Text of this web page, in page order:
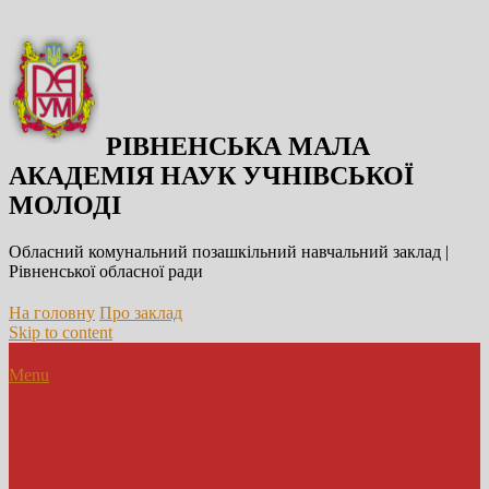
РІВНЕНСЬКА МАЛА
АКАДЕМІЯ НАУК УЧНІВСЬКОЇ
МОЛОДІ
Обласний комунальний позашкільний навчальний заклад |
Рівненської обласної ради
На головну Про заклад
Skip to content
Menu